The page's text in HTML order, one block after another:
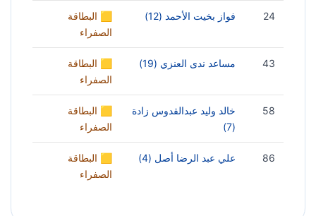
24 فواز بخيت الأحمد (12)
🟨 البطاقة
الصفراء
43 مساعد ندى العنزي (19)
🟨 البطاقة
الصفراء
58
خالد وليد عبدالقدوس زادة
(7)
🟨 البطاقة
الصفراء
86 علي عبد الرضا أصل (4)
🟨 البطاقة
الصفراء